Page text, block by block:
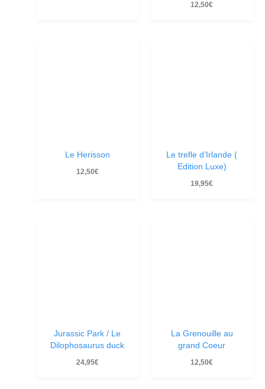
12,50€
Le Herisson
12,50€
Le trefle d’Irlande (
Edition Luxe)
19,95€
Jurassic Park / Le
Dilophosaurus duck
24,95€
La Grenouille au
grand Coeur
12,50€